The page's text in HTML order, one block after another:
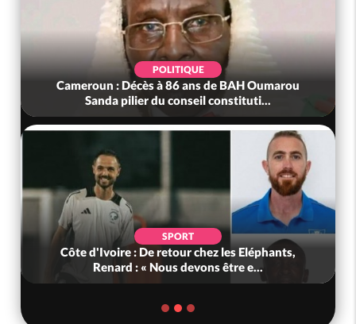
POLITIQUE
Cameroun : Décès à 86 ans de BAH Oumarou
Sanda pilier du conseil constituti...
SPORT
Côte d'Ivoire : De retour chez les Eléphants,
Renard : « Nous devons être e...